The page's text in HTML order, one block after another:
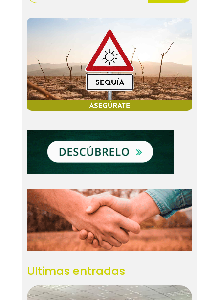
Ultimas entradas